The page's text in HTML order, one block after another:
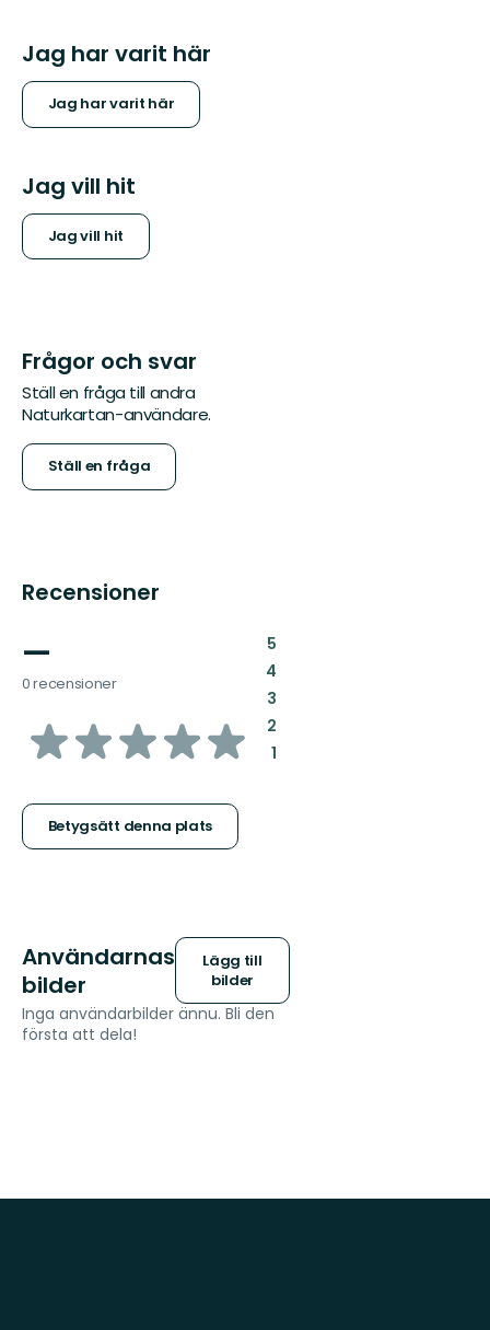
Jag har varit här
Jag har varit här
Jag vill hit
Jag vill hit
Frågor och svar
Ställ en fråga till andra
Naturkartan-användare.
Ställ en fråga
Recensioner
—
0 recensioner
av
stjärnor
Betygsätt denna plats
5:
4:
3:
2:
1:
Användarnas
bilder
Lägg till
bilder
Inga användarbilder ännu. Bli den
första att dela!